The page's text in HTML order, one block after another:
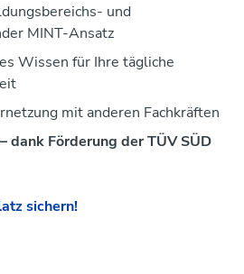
und
MINT-Ansatz
Wissen für Ihre tägliche
mit anderen Fachkräften
dank Förderung der TÜV SÜD
sichern!